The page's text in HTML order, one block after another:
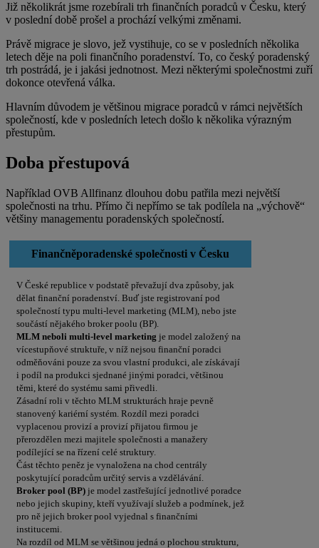
Již několikrát jsme rozebírali trh finančních poradců v Česku, který
v poslední době prošel a prochází velkými změnami.
Právě migrace je slovo, jež vystihuje, co se v posledních několika
letech děje na poli finančního poradenství. To, co český poradenský
trh postrádá, je i jakási jednotnost. Mezi některými společnostmi zuří
dokonce otevřená válka.
Hlavním důvodem je většinou migrace poradců v rámci největších
společností, kde v posledních letech došlo k několika výrazným
přestupům.
Doba přestupová
Například OVB Allfinanz dlouhou dobu patřila mezi největší
společnosti na trhu. Přímo či nepřímo se tak podílela na „výchově“
většiny managementu poradenských společností.
Finančněporadenské společnosti v Česku
V České republice v podstatě převažují dva způsoby, jak
dělat finanční poradenství. Buď jste registrovaní pod
společností typu multi-level marketing (MLM), nebo jste
součástí nějakého broker poolu (BP).
MLM neboli multi-level marketing je model založený na
vícestupňové struktuře, v níž nejsou finanční poradci
odměňováni pouze za svou vlastní produkci, ale získávají
i podíl na produkci sjednané jinými poradci, většinou
těmi, které do systému sami přivedli.
Zásadní roli v těchto MLM strukturách hraje pevně
stanovený kariérní systém. Rozdíl mezi poradci
vyplacenou provizí a provizí přijatou firmou je
přerozdělen mezi majitele společnosti a manažery
podílející se na řízení celé struktury.
Část těchto peněz je vynaložena na chod centrály
poskytující poradcům určitý servis a vzdělávání.
Broker pool (BP) je model zastřešující jednotlivé poradce
nebo jejich skupiny, kteří využívají služeb a podmínek, jež
pro ně jejich broker pool vyjednal s finančními
institucemi.
Na rozdíl od MLM se většinou jedná o plochou strukturu,